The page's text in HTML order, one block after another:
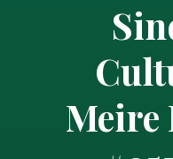
Meire